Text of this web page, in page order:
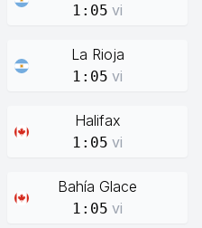
1:05 vi
La Rioja
1:05 vi
Halifax
1:05 vi
Bahía Glace
1:05 vi